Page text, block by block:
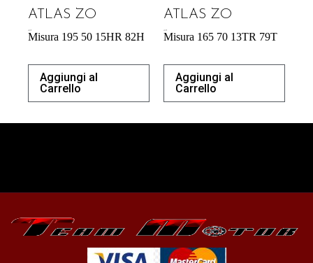
ATLAS ZO
Misura 195 50 15HR 82H
Aggiungi al
Carrello
ATLAS ZO
Misura 165 70 13TR 79T
Aggiungi al
Carrello